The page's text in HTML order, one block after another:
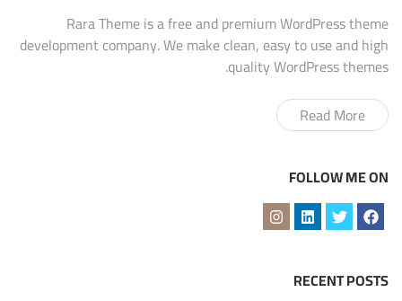
Rara Theme is a free and premium WordPress theme
development company. We make clean, easy to use and high
quality WordPress themes.
Read More
FOLLOW ME ON
RECENT POSTS